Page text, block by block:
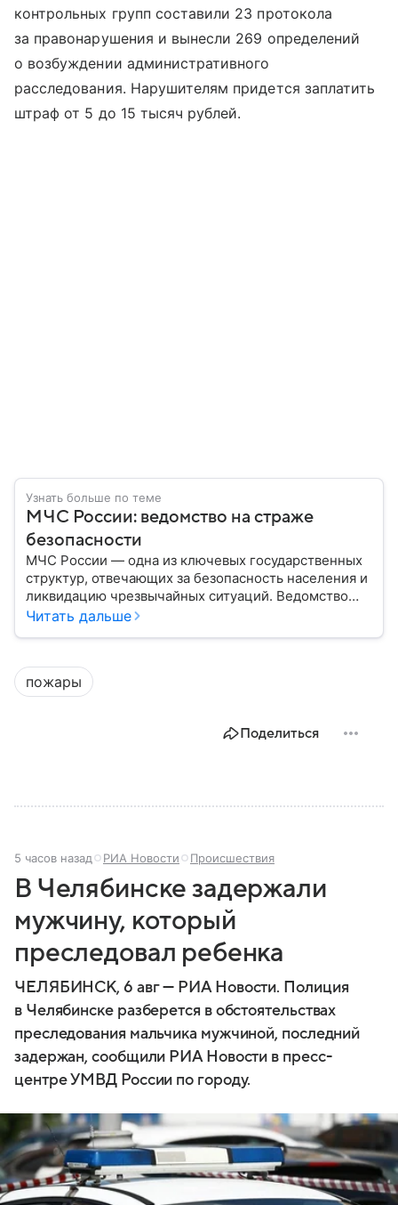
контрольных групп составили 23 протокола
за правонарушения и вынесли 269 определений
о возбуждении административного
расследования. Нарушителям придется заплатить
штраф от 5 до 15 тысяч рублей.
Узнать больше по теме
МЧС России: ведомство на страже
безопасности
МЧС России — одна из ключевых государственных
структур, отвечающих за безопасность населения и
ликвидацию чрезвычайных ситуаций. Ведомство
играет важную роль в защите граждан от
представляет собой МЧС, как оно устроено, какие
задачи выполняет и какую роль играет в
современной России.
Читать дальше
пожары
Поделиться
5 часов назад РИА Новости Происшествия
В Челябинске задержали
мужчину, который
преследовал ребенка
ЧЕЛЯБИНСК, 6 авг — РИА Новости. Полиция
в Челябинске разберется в обстоятельствах
преследования мальчика мужчиной, последний
задержан, сообщили РИА Новости в пресс-
центре УМВД России по городу.